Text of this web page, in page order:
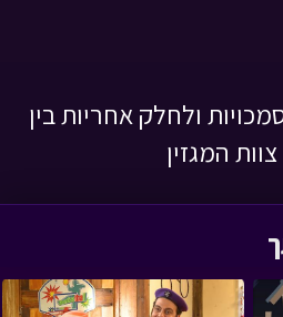
ולחלק אחריות בין
המגזין